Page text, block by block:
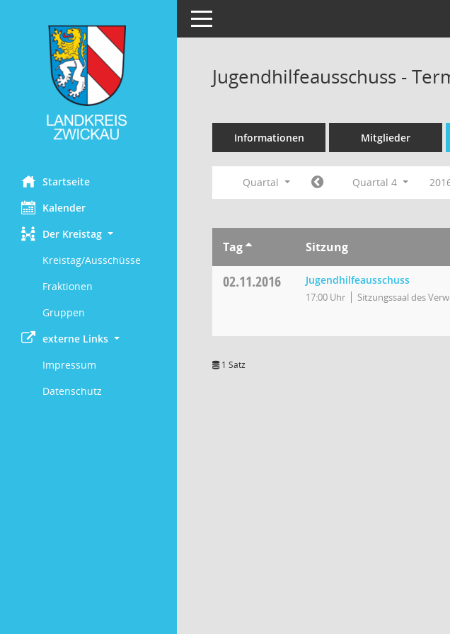
Startseite
Kalender
Der Kreistag
Kreistag/Ausschüsse
Fraktionen
Gruppen
externe Links
Impressum
Datenschutz
Toggle navigation
Jugendhilfeausschuss -
Informationen Mitglieder
Quartal Quartal 4
Tag Sitzung
02.11.2016 Jugendhilfeausschuss
17:00 Uhr Sitzungssaal des
1 Satz